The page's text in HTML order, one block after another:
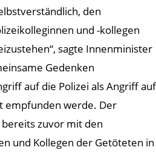
den
und -kollegen
sagte Innenminister
Gedenken
auf die Polizei als Angriff auf
empfunden werde. Der
zuvor mit den
und Kollegen der Getöteten in